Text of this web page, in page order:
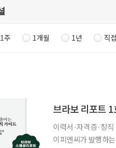
1주 1개월 1년 직
브라보 리포트
이력서·자격증·창직
이피엔씨가 발행하